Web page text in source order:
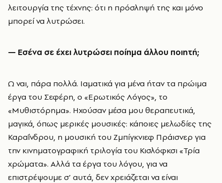
λειτουργία της τέχνης: ότι η πρόσληψή της και μόνο
μπορεί να λυτρώσει.
— Εσένα σε έχει λυτρώσει ποίημα άλλου ποιητή;
Ω ναι, πάρα πολλά. Ιαματικά για μένα ήταν τα πρώιμα
έργα του Σεφέρη, ο «Ερωτικός Λόγος», το
«Μυθιστόρημα». Ηχούσαν μέσα μου θεραπευτικά,
μαγικά, όπως μερικές μουσικές: κάποιες μελωδίες της
Καραΐνδρου, η μουσική του Ζμπίγκνιεφ Πράισνερ για
την κινηματογραφική τριλογία του Κισλόφκσι «Τρία
χρώματα». Αλλά τα έργα του λόγου, για να
επιστρέψουμε σ’ αυτά, δεν χρειάζεται να είναι